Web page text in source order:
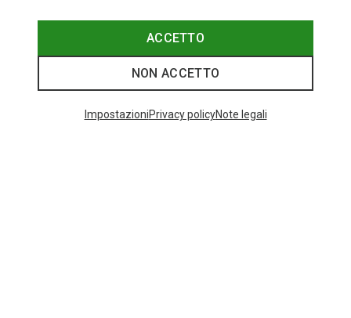
Categories speciali
ACCETTO
NON ACCETTO
ImpostazioniPrivacy policyNote legali